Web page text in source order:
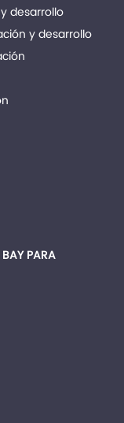
desarrollo
y desarrollo
PARA